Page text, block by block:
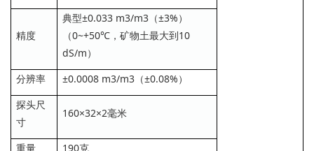
精度
典型±0.033 m3/m3（±3%）
（0~+50℃，矿物土最大到10
dS/m）
分辨率
±0.0008 m3/m3（±0.08%）
探头尺
寸
160×32×2毫米
重量
190克